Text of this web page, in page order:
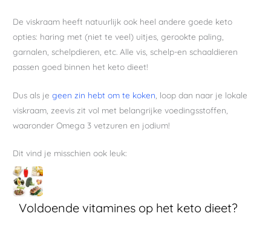
De viskraam heeft natuurlijk ook heel andere goede keto
opties: haring met (niet te veel) uitjes, gerookte paling,
garnalen, schelpdieren, etc. Alle vis, schelp-en schaaldieren
passen goed binnen het keto dieet!
Dus als jegeen zin hebt om te koken , loop dan naar je lokale
viskraam, zeevis zit vol met belangrijke voedingsstoffen,
waaronder Omega 3 vetzuren en jodium!
Dit vind je misschien ook leuk:
Voldoende vitamines op het keto dieet?